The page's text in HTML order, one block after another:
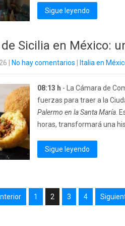
Sigue leyendo
Sicilia en México:
No hay comentarios Italia en
08:13 h - La Cámara de
fuerzas para traer a la
Palermo en la Santa María .
horas, transformará una
Sigue leyendo
1 2 3 4